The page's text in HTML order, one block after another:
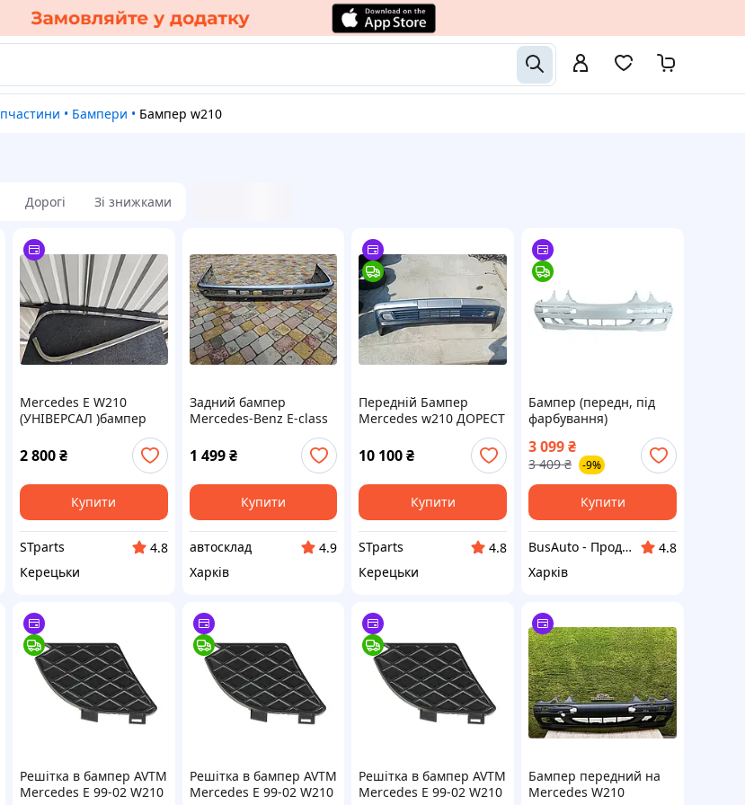
• Бампери • Бампер w210
Дорогі Зі знижками
Mercedes E W210
(УНІВЕРСАЛ )бампер
задний хром ЛІВИЙ/
ПРАВИЙ
2 800₴
Купити
STparts
4.8
Керецьки
Задний бампер
Mercedes-Benz E-class
1 499 ₴
Купити
автосклад
4.9
Харків
Передній Бампер
Mercedes w210 ДОРЕСТ
10 100₴
Купити
STparts
4.8
Керецьки
Бампер (передн, під
фарбування)
W210 Седан /
Універсал 07.99-03.03
035 0324 901 TEMPEST
3 099₴
3 409 ₴ -9%
Купити
BusAuto - Продаж оригінальних запчастин до мікроавтобусів та іномарок
4.8
Харків
Решітка в бампер AVTM
Mercedes E 99-02 W210
Решітка в бампер AVTM
Mercedes E 99-02 W210
Решітка в бампер AVTM
Mercedes E 99-02 W210
Бампер передний на
Mercedes W210